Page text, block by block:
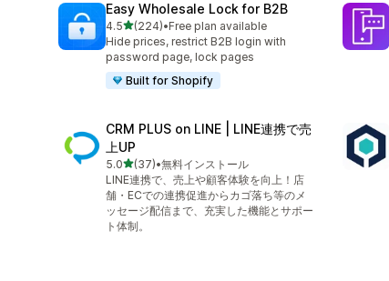
Easy Wholesale Lock for B2B
4.55つ星中
(224)
合計レビュー数：224件
•Free plan available
Hide prices, restrict B2B login with
password page, lock pages
Built for Shopify
CRM PLUS on LINE | LINE連携で売
上UP
5.05つ星中
(37)
合計レビュー数：37件
•無料インストール
LINE連携で、売上や顧客体験を向上！店
舗・ECでの連携促進からカゴ落ち等のメ
ッセージ配信まで、充実した機能とサポー
ト体制。